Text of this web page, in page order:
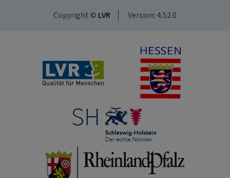
Copyright © LVR Version: 4.52.0